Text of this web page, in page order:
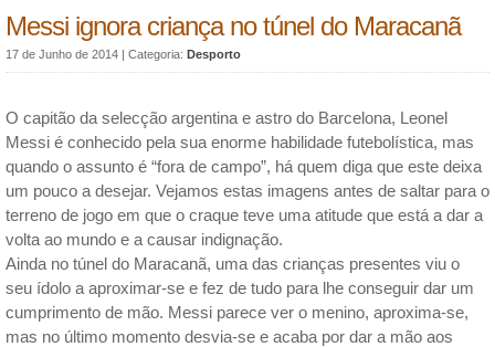
Messi ignora criança no túnel do Maracanã
17 de Junho de 2014 | Categoria: Desporto
O capitão da selecção argentina e astro do Barcelona, Leonel
Messi é conhecido pela sua enorme habilidade futebolística, mas
quando o assunto é “fora de campo”, há quem diga que este deixa
um pouco a desejar. Vejamos estas imagens antes de saltar para o
terreno de jogo em que o craque teve uma atitude que está a dar a
volta ao mundo e a causar indignação.
Ainda no túnel do Maracanã, uma das crianças presentes viu o
seu ídolo a aproximar-se e fez de tudo para lhe conseguir dar um
cumprimento de mão. Messi parece ver o menino, aproxima-se,
mas no último momento desvia-se e acaba por dar a mão aos